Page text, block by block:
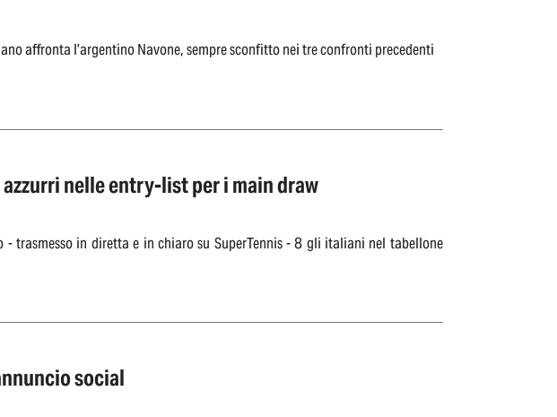
affronta l’argentino Navone, sempre sconfitto nei tre confronti precedenti
nelle entry-list per i main draw
trasmesso in diretta e in chiaro su SuperTennis - 8 gli italiani nel tabellone
social